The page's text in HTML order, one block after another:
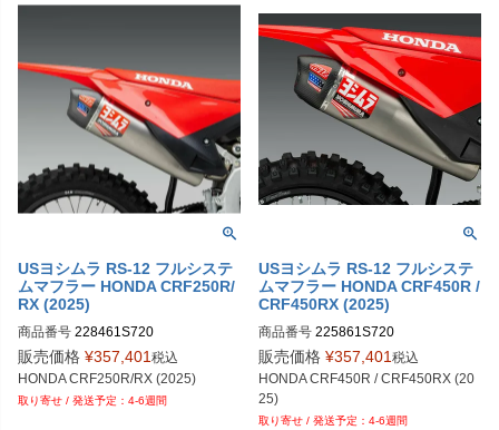
USヨシムラ RS-12 フルシステ
ムマフラー HONDA CRF250R/
RX (2025)
商品番号 228461S720
販売価格 ¥357,401 税込
HONDA CRF250R/RX (2025)
4-6週間
USヨシムラ RS-12 フルシステ
ムマフラー HONDA CRF450R /
CRF450RX (2025)
商品番号 225861S720
販売価格 ¥357,401 税込
HONDA CRF450R / CRF450RX (20
25)
4-6週間